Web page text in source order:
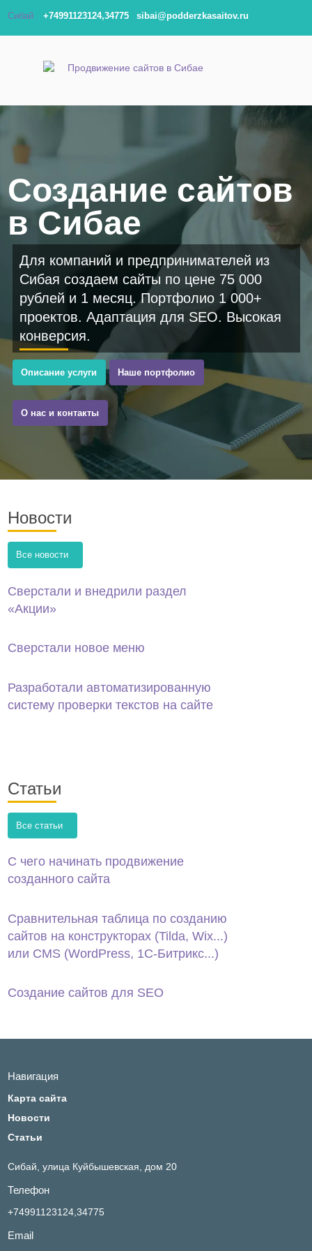
Сибай +74991123124,34775 sibai@podderzkasaitov.ru
Создание сайтов
в Сибае
Для компаний и предпринимателей из
Сибая создаем сайты по цене 75 000
рублей и 1 месяц. Портфолио 1 000+
проектов. Адаптация для SEO. Высокая
конверсия.
Описание услуги Наше портфолио
О нас и контакты
Новости
Все новости
Сверстали и внедрили раздел
«Акции»
Сверстали новое меню
Разработали автоматизированную
систему проверки текстов на сайте
Статьи
Все статьи
С чего начинать продвижение
созданного сайта
Сравнительная таблица по созданию
сайтов на конструкторах (Tilda, Wix...)
или CMS (WordPress, 1С‑Битрикс...)
Создание сайтов для SEO
Навигация
Карта сайта
Новости
Статьи
Сибай, улица Куйбышевская, дом 20
Телефон
+74991123124,34775
Email